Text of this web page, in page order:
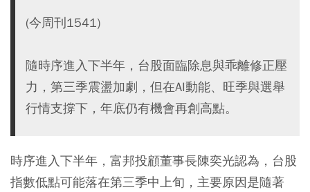
(今周刊1541)
隨時序進入下半年，台股面臨除息與乖離修正壓
力，第三季震盪加劇，但在AI動能、旺季與選舉
行情支撐下，年底仍有機會再創高點。
時序進入下半年，富邦投顧董事長陳奕光認為，台股
指數低點可能落在第三季中上旬，主要原因是隨著